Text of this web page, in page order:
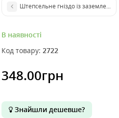
Штепсельне гніздо із
В наявності
Код товару: 2722
348.00грн
Знайшли дешевше?